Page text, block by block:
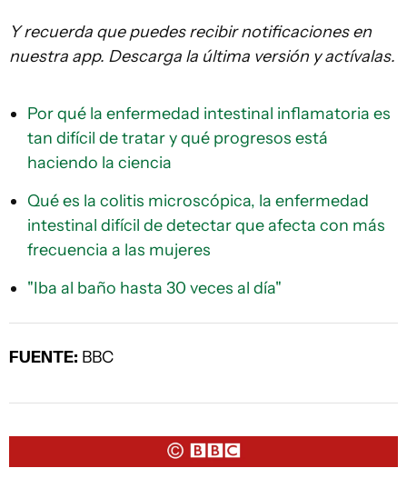
Y recuerda que puedes recibir notificaciones en
nuestra app. Descarga la última versión y actívalas.
Por qué la enfermedad intestinal inflamatoria es
tan difícil de tratar y qué progresos está
haciendo la ciencia
Qué es la colitis microscópica, la enfermedad
intestinal difícil de detectar que afecta con más
frecuencia a las mujeres
"Iba al baño hasta 30 veces al día"
FUENTE: BBC